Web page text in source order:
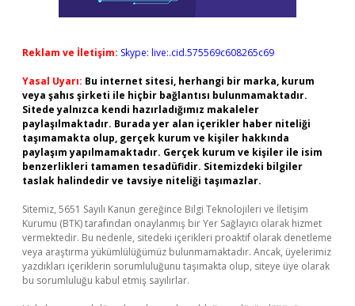
Reklam ve İletişim: Skype: live:.cid.575569c608265c69
Yasal Uyarı: Bu internet sitesi, herhangi bir marka, kurum
veya şahıs şirketi ile hiçbir bağlantısı bulunmamaktadır.
Sitede yalnızca kendi hazırladığımız makaleler
paylaşılmaktadır. Burada yer alan içerikler haber niteliği
taşımamakta olup, gerçek kurum ve kişiler hakkında
paylaşım yapılmamaktadır. Gerçek kurum ve kişiler ile isim
benzerlikleri tamamen tesadüfidir. Sitemizdeki bilgiler
taslak halindedir ve tavsiye niteliği taşımazlar.
Sitemiz, 5651 Sayılı Kanun gereğince Bilgi Teknolojileri ve İletişim
Kurumu (BTK) tarafından onaylanmış bir Yer Sağlayıcı olarak hizmet
vermektedir. Bu nedenle, sitedeki içerikleri proaktif olarak denetleme
veya araştırma yükümlülüğümüz bulunmamaktadır. Ancak, üyelerimiz
yazdıkları içeriklerin sorumluluğunu taşımakta olup, siteye üye olarak
bu sorumluluğu kabul etmiş sayılırlar.